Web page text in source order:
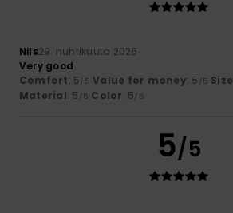
Nils29. huhtikuuta 2026
Very good
Comfort: 5/5 Value for money: 5 /5 Size
Material: 5 /5 Color: 5/5
5/5